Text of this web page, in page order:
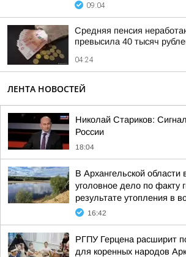
09:04
Средняя пенсия
превысила 40 тысяч
04:24
ЛЕНТА НОВОСТЕЙ
Николай Стариков:
России
18:04
В Архангельской области
уголовное дело по факту
результате утопления в
16:42
РГПУ Герцена расширит
для коренных народов